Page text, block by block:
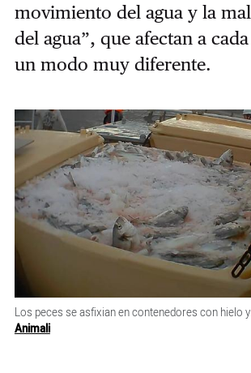
movimiento del agua y la
del agua”, que afectan a
un modo muy diferente.
Los peces se asfixian en contenedores con hielo
Animali